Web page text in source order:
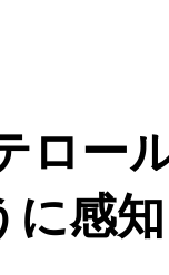
ロー
に感